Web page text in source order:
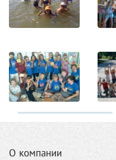
О компании